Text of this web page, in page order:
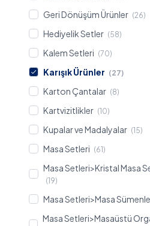
Geri Dönüşüm Ürünler (26)
Hediyelik Setler (58)
Kalem Setleri (70)
Karışık Ürünler (27)
Karton Çantalar (8)
Kartvizitlikler (10)
Kupalar ve Madalyalar (15)
Masa Setleri (61)
Masa Setleri>Kristal Masa
(19)
Masa Setleri>Masa
Masa Setleri>Masaüstü